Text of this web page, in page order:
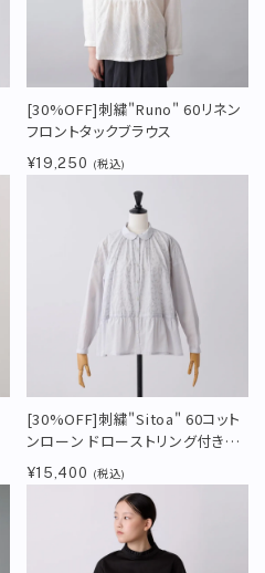
[30%OFF]刺繍"Runo" 60リネン
フロントタックブラウス
¥19,250 (税込)
[30%OFF]刺繍"Sitoa" 60コット
ンローン ドローストリング付きギ
ャザーブラウス
¥15,400 (税込)